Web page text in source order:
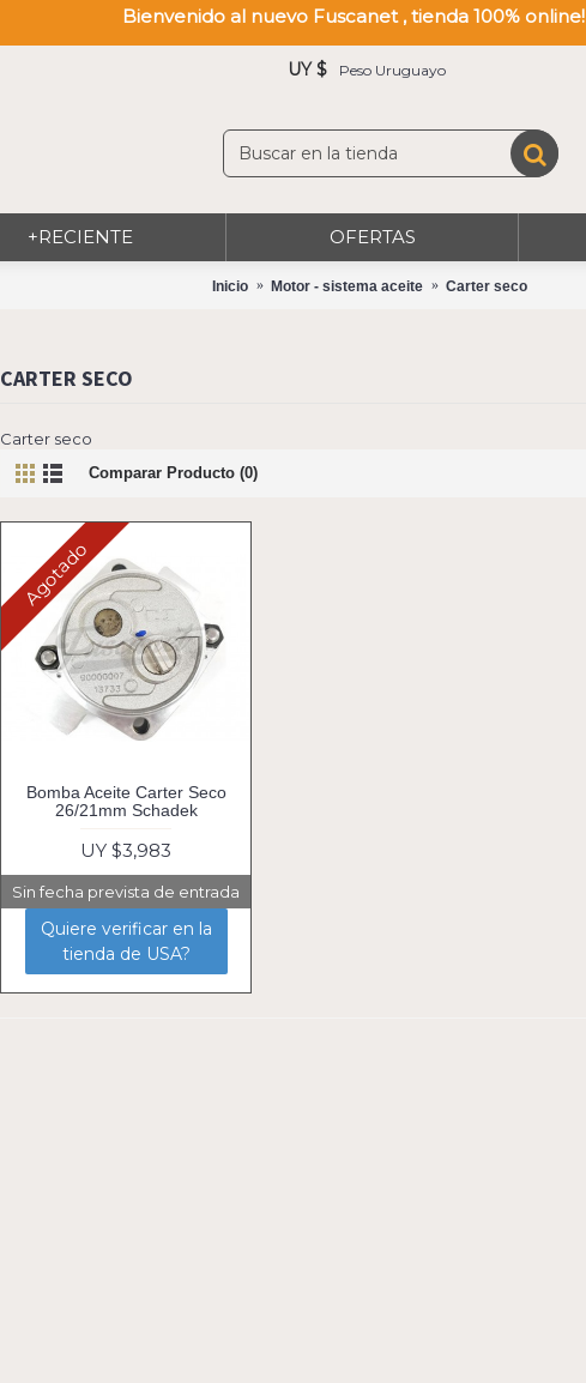
Bienvenido al nuevo Fuscanet , tienda 100% online!
UY $ Peso Uruguayo
+RECIENTE OFERTAS
Inicio Motor - sistema aceite Carter seco
CARTER SECO
Carter seco
Comparar Producto (0)
Agotado
Bomba Aceite Carter Seco
26/21mm Schadek
UY $3,983
Sin fecha prevista de entrada
Quiere verificar en la
tienda de USA?